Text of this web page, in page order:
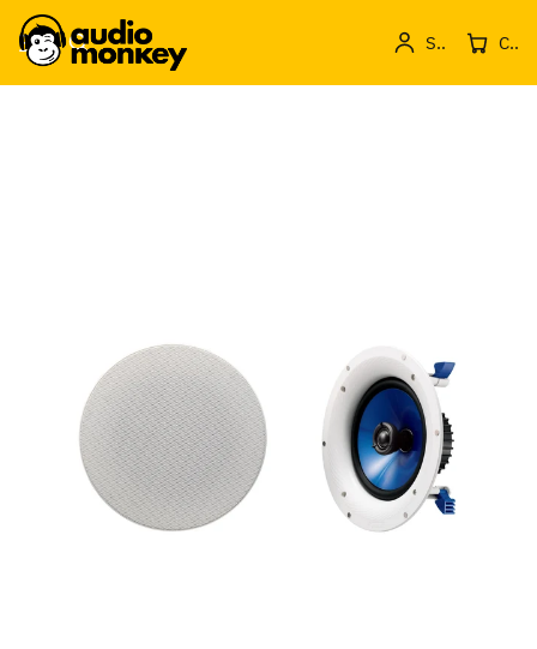
Sign in Cos de produse